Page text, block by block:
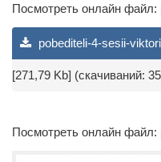
Посмотреть онлайн файл:
pobediteli-4-sesii-
[271,79 Kb] (cкачиваний:
Посмотреть онлайн файл: